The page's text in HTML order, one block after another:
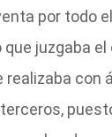
por todo
juzgaba
con